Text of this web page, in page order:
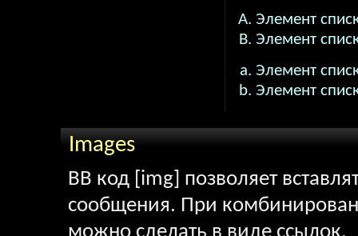
Элемент
Элемент
Элемент
Элемент
Images
BB код [img] позволяет
сообщения. При